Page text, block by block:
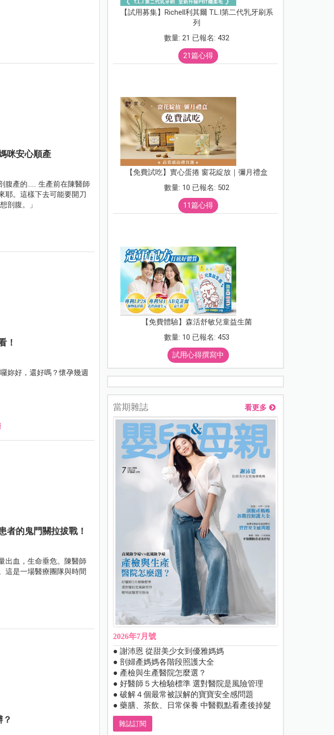
咪安心順產
前在陳醫師
耶。這樣下去可能要開刀
剖腹。」
！
妳好，還好嗎？懷孕幾週
者的鬼門關拉拔戰！
出血，生命垂危。陳醫師
這是一場醫療團隊與時間
【試用募集】Richell利其爾 T.L.I第二代乳牙刷系
列
數量: 21 已報名: 432
21篇心得
【免費試吃】實心蛋捲 窗花綻放｜彌月禮盒
數量: 10 已報名: 502
11篇心得
【免費體驗】森活舒敏兒童益生菌
數量: 10 已報名: 453
試用心得撰寫中
當期雜誌 看更多
2026年7月號
● 謝沛恩 從甜美少女到優雅媽媽
● 剖婦產媽媽各階段照護大全
● 產檢與生產醫院怎麼選？
● 好醫師５大檢驗標準 選對醫院是風險管理
● 破解４個最常被誤解的寶寶安全感問題
● 藥膳、茶飲、日常保養 中醫觀點看產後掉髮
雜誌訂閱